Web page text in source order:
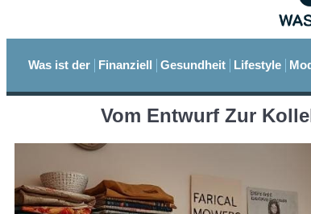
Was ist der Finanziell Gesundheit Lifestyle
Vom Entwurf Zur